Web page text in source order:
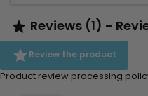
 Reviews (1) -
Review the product
Product review processing